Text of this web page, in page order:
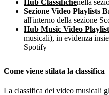
Hub Classifichenella
Sezione Video Playlists
all'interno della sezione
Hub Music Video
musicali), in evidenza
Spotify
Come viene stilata la classifica
La classifica dei video musicali